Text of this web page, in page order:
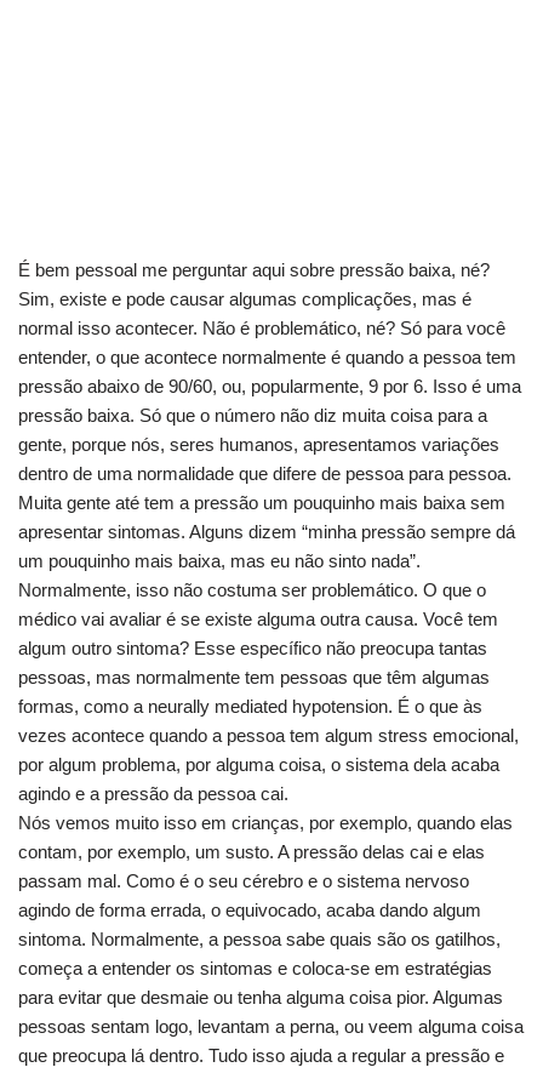
É bem pessoal me perguntar aqui sobre pressão baixa, né?
Sim, existe e pode causar algumas complicações, mas é
normal isso acontecer. Não é problemático, né? Só para você
entender, o que acontece normalmente é quando a pessoa tem
pressão abaixo de 90/60, ou, popularmente, 9 por 6. Isso é uma
pressão baixa. Só que o número não diz muita coisa para a
gente, porque nós, seres humanos, apresentamos variações
dentro de uma normalidade que difere de pessoa para pessoa.
Muita gente até tem a pressão um pouquinho mais baixa sem
apresentar sintomas. Alguns dizem “minha pressão sempre dá
um pouquinho mais baixa, mas eu não sinto nada”.
Normalmente, isso não costuma ser problemático. O que o
médico vai avaliar é se existe alguma outra causa. Você tem
algum outro sintoma? Esse específico não preocupa tantas
pessoas, mas normalmente tem pessoas que têm algumas
formas, como a neurally mediated hypotension. É o que às
vezes acontece quando a pessoa tem algum stress emocional,
por algum problema, por alguma coisa, o sistema dela acaba
agindo e a pressão da pessoa cai.
Nós vemos muito isso em crianças, por exemplo, quando elas
contam, por exemplo, um susto. A pressão delas cai e elas
passam mal. Como é o seu cérebro e o sistema nervoso
agindo de forma errada, o equivocado, acaba dando algum
sintoma. Normalmente, a pessoa sabe quais são os gatilhos,
começa a entender os sintomas e coloca-se em estratégias
para evitar que desmaie ou tenha alguma coisa pior. Algumas
pessoas sentam logo, levantam a perna, ou veem alguma coisa
que preocupa lá dentro. Tudo isso ajuda a regular a pressão e